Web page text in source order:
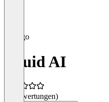
Druid AI
(0 Bewertungen)